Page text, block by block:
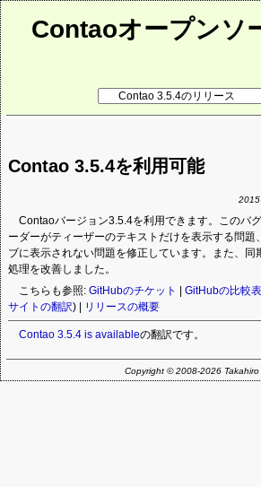
Contaoオープンソ
ジ
Contao 3.5.4を利用可能
Contaoバージョン3.5.4を利用できます。このバ
ーダーがティーザーのテキストだけを表示する問題
ブに表示されない問題を修正しています。また、同
処理を改善しました。
こちらも参照:GitHubのチケット |GitHubの比較
サイトの翻訳) | リリースの概要
Contao 3.5.4 is availableの翻訳です。
Copyright © 2008-2026